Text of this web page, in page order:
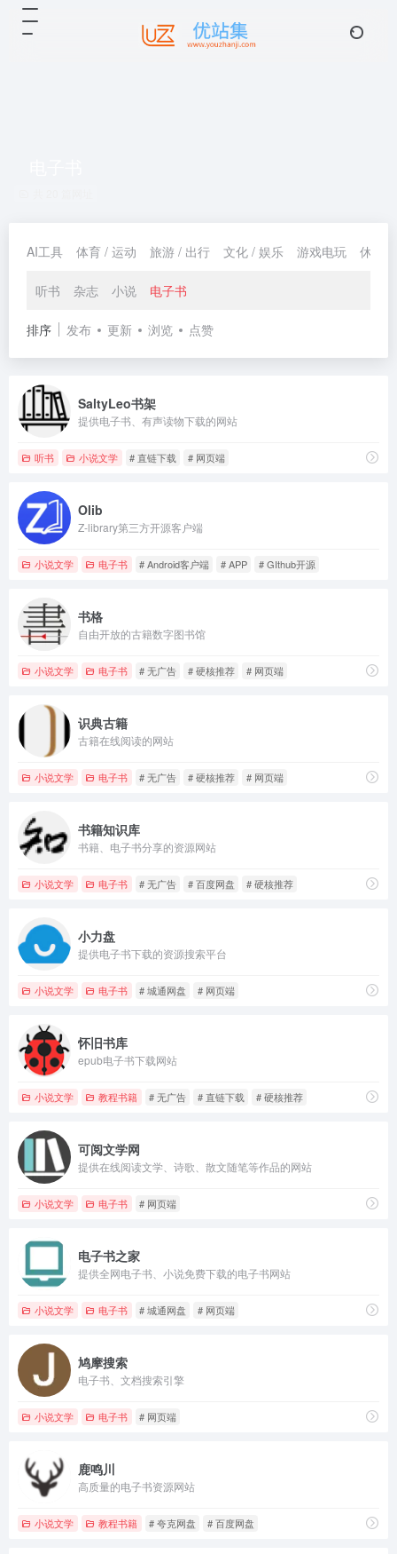
AI工具 体育 / 运动 旅游 / 出行 文化 / 娱乐 游戏电玩 休闲 /
听书 杂志 小说 电子书
排序 发布 更新 浏览 点赞
SaltyLeo书架
提供电子书、有声读物下载的网站
听书 小说文学 # 直链下载 # 网页端
Olib
Z-library第三方开源客户端
小说文学 电子书 # Android客户端 # APP # GIthub开源
书格
自由开放的古籍数字图书馆
小说文学 电子书 # 无广告 # 硬核推荐 # 网页端
识典古籍
古籍在线阅读的网站
小说文学 电子书 # 无广告 # 硬核推荐 # 网页端
书籍知识库
书籍、电子书分享的资源网站
小说文学 电子书 # 无广告 # 百度网盘 # 硬核推荐
小力盘
提供电子书下载的资源搜索平台
小说文学 电子书 # 城通网盘 # 网页端
怀旧书库
epub电子书下载网站
小说文学 教程书籍 # 无广告 # 直链下载 # 硬核推荐
可阅文学网
提供在线阅读文学、诗歌、散文随笔等作品的网站
小说文学 电子书 # 网页端
电子书之家
提供全网电子书、小说免费下载的电子书网站
小说文学 电子书 # 城通网盘 # 网页端
鸠摩搜索
电子书、文档搜索引擎
小说文学 电子书 # 网页端
鹿鸣川
高质量的电子书资源网站
小说文学 教程书籍 # 夸克网盘 # 百度网盘